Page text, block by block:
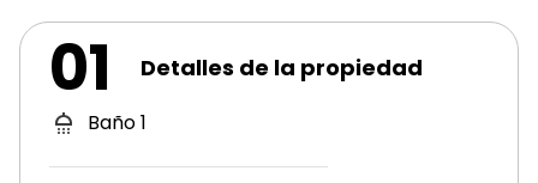
01 Detalles de la propiedad
Baño1